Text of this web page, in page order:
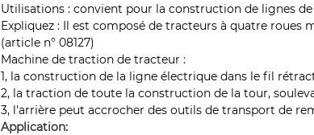
Utilisations : convient pour la construction de lignes
Expliquez : Il est composé de tracteurs à quatre
(article n° 08127)
Machine de traction de tracteur :
1, la construction de la ligne électrique dans le fil
2, la traction de toute la construction de la tour,
3, l'arrière peut accrocher des outils de transport de
Application: